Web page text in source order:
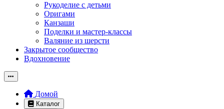
Рукоделие с детьми
Оригами
Канзаши
Поделки и мастер-классы
Валяние из шерсти
Закрытое сообщество
Вдохновение
Домой
Каталог